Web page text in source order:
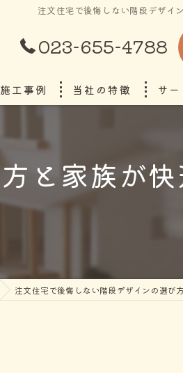
注文住宅で後悔しない階段デザイ
023-655-4788
施工事例 当社の特徴
断熱
山形市の注文住宅
サー
と家族が
注文住宅で後悔しない階段デザインの選び